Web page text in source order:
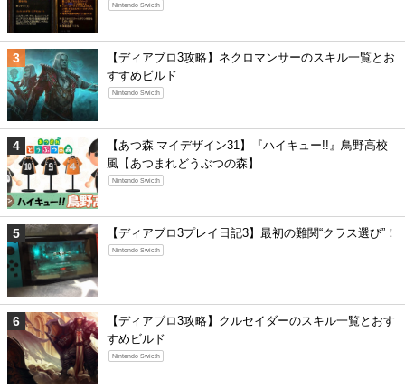
Nintendo Swicth
【ディアブロ3攻略】ネクロマンサーのスキル一覧とお
すすめビルド
Nintendo Swicth
【あつ森 マイデザイン31】『ハイキュー!!』鳥野高校
風【あつまれどうぶつの森】
Nintendo Swicth
【ディアブロ3プレイ日記3】最初の難関“クラス選び”！
Nintendo Swicth
【ディアブロ3攻略】クルセイダーのスキル一覧とおす
すめビルド
Nintendo Swicth